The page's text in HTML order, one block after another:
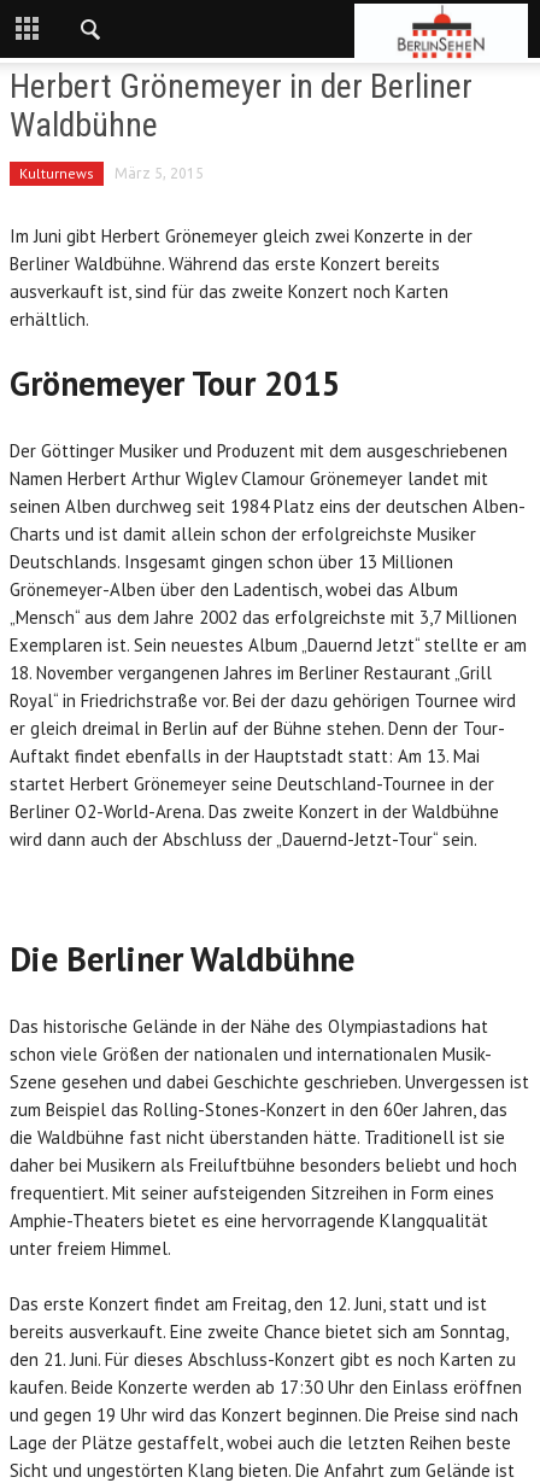
Herbert Grönemeyer in der Berliner
Waldbühne
Kulturnews März 5, 2015
Im Juni gibt Herbert Grönemeyer gleich zwei Konzerte in der
Berliner Waldbühne. Während das erste Konzert bereits
ausverkauft ist, sind für das zweite Konzert noch Karten
erhältlich.
Grönemeyer Tour 2015
Der Göttinger Musiker und Produzent mit dem ausgeschriebenen
Namen Herbert Arthur Wiglev Clamour Grönemeyer landet mit
seinen Alben durchweg seit 1984 Platz eins der deutschen Alben-
Charts und ist damit allein schon der erfolgreichste Musiker
Deutschlands. Insgesamt gingen schon über 13 Millionen
Grönemeyer-Alben über den Ladentisch, wobei das Album
„Mensch“ aus dem Jahre 2002 das erfolgreichste mit 3,7 Millionen
Exemplaren ist. Sein neuestes Album „Dauernd Jetzt“ stellte er am
18. November vergangenen Jahres im Berliner Restaurant „Grill
Royal“ in Friedrichstraße vor. Bei der dazu gehörigen Tournee wird
er gleich dreimal in Berlin auf der Bühne stehen. Denn der Tour-
Auftakt findet ebenfalls in der Hauptstadt statt: Am 13. Mai
startet Herbert Grönemeyer seine Deutschland-Tournee in der
Berliner O2-World-Arena. Das zweite Konzert in der Waldbühne
wird dann auch der Abschluss der „Dauernd-Jetzt-Tour“ sein.
Die Berliner Waldbühne
Das historische Gelände in der Nähe des Olympiastadions hat
schon viele Größen der nationalen und internationalen Musik-
Szene gesehen und dabei Geschichte geschrieben. Unvergessen ist
zum Beispiel das Rolling-Stones-Konzert in den 60er Jahren, das
die Waldbühne fast nicht überstanden hätte. Traditionell ist sie
daher bei Musikern als Freiluftbühne besonders beliebt und hoch
frequentiert. Mit seiner aufsteigenden Sitzreihen in Form eines
Amphie-Theaters bietet es eine hervorragende Klangqualität
unter freiem Himmel.
Das erste Konzert findet am Freitag, den 12. Juni, statt und ist
bereits ausverkauft. Eine zweite Chance bietet sich am Sonntag,
den 21. Juni. Für dieses Abschluss-Konzert gibt es noch Karten zu
kaufen. Beide Konzerte werden ab 17:30 Uhr den Einlass eröffnen
und gegen 19 Uhr wird das Konzert beginnen. Die Preise sind nach
Lage der Plätze gestaffelt, wobei auch die letzten Reihen beste
Sicht und ungestörten Klang bieten. Die Anfahrt zum Gelände ist